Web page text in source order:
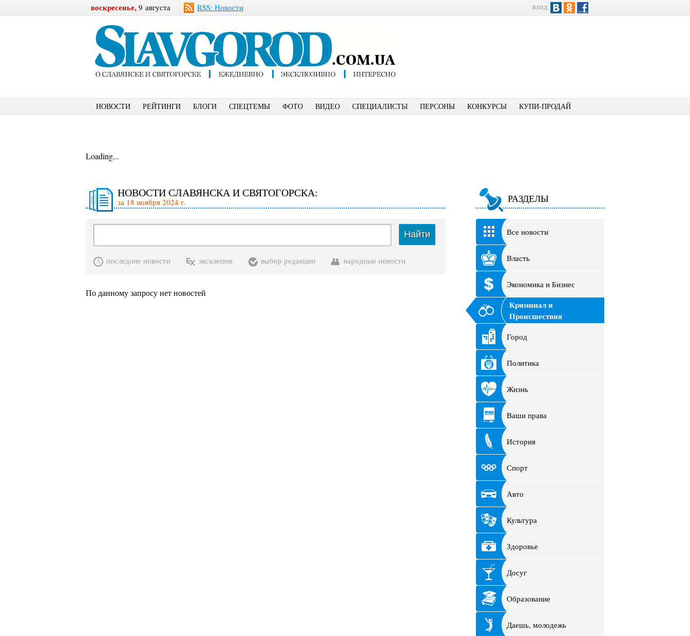
воскресенье, 9 августа RSS: Новости вход
НОВОСТИ РЕЙТИНГИ БЛОГИ СПЕЦТЕМЫ ФОТО ВИДЕО СПЕЦИАЛИСТЫ ПЕРСОНЫ КОНКУРСЫ КУПИ-ПРОДАЙ
Loading...
НОВОСТИ СЛАВЯНСКА И СВЯТОГОРСКА:
за 18 ноября 2024 г.
Найти
последние новости эксклюзив выбор редакции народные новости
По данному запросу нет новостей
РАЗДЕЛЫ
Все новости
Власть
Экономика и Бизнес
Криминал и
Происшествия
Город
Политика
Жизнь
Ваши права
История
Спорт
Авто
Культура
Здоровье
Досуг
Образование
Даешь, молодежь